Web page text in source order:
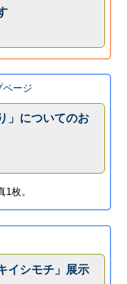
ページ
」についてのお
枚。
イシモチ」展示